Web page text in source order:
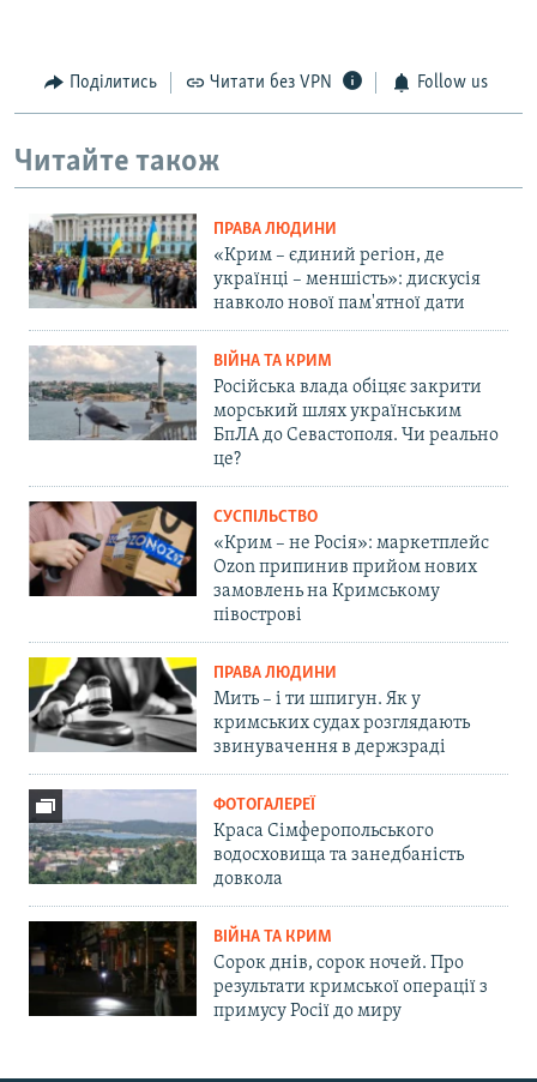
Поділитись Читати без VPN Follow us
Читайте також
ПРАВА ЛЮДИНИ
«Крим – єдиний регіон, де
українці – меншість»: дискусія
навколо нової пам'ятної дати
ВІЙНА ТА КРИМ
Російська влада обіцяє закрити
морський шлях українським
БпЛА до Севастополя. Чи реально
це?
СУСПІЛЬСТВО
«Крим – не Росія»: маркетплейс
Ozon припинив прийом нових
замовлень на Кримському
півострові
ПРАВА ЛЮДИНИ
Мить – і ти шпигун. Як у
кримських судах розглядають
звинувачення в держзраді
ФОТОГАЛЕРЕЇ
Краса Сімферопольського
водосховища та занедбаність
довкола
ВІЙНА ТА КРИМ
Сорок днів, сорок ночей. Про
результати кримської операції з
примусу Росії до миру